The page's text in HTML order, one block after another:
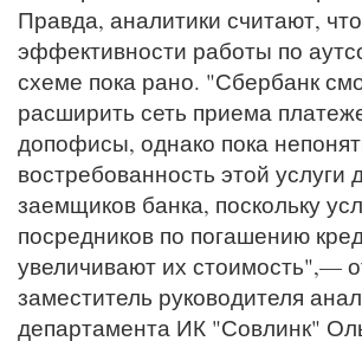
Правда, аналитики считают,
эффективности работы по
схеме пока рано. "Сбербанк
расширить сеть приема
допофисы, однако пока
востребованность этой услуги
заемщиков банка, поскольку
посредников по погашению
увеличивают их стоимость",—
заместитель руководителя
департамента ИК "Совлинк"